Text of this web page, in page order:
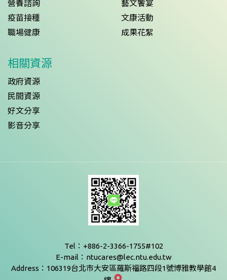
營養諮詢
疫苗接種
職場健康
藝文饗宴
文康活動
成果花絮
相關資源
政府資源
民間資源
好文分享
影音分享
Tel：+886-2-3366-1755#102
E-mail：ntucares@lec.ntu.edu.tw
Address：106319台北市大安區羅斯福路四段1號博雅教學館4